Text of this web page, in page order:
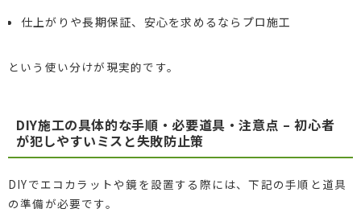
仕上がりや長期保証、安心を求めるならプロ施工
という使い分けが現実的です。
DIY施工の具体的な手順・必要道具・注意点 – 初心者
が犯しやすいミスと失敗防止策
DIYでエコカラットや鏡を設置する際には、下記の手順と道具
の準備が必要です。